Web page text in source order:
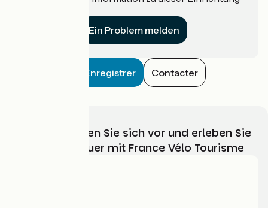
Ein Problem melden
Enregistrer Contacter
Wählen, bereiten Sie sich vor und erleben Sie
Ihr Radabenteuer mit France Vélo Tourisme